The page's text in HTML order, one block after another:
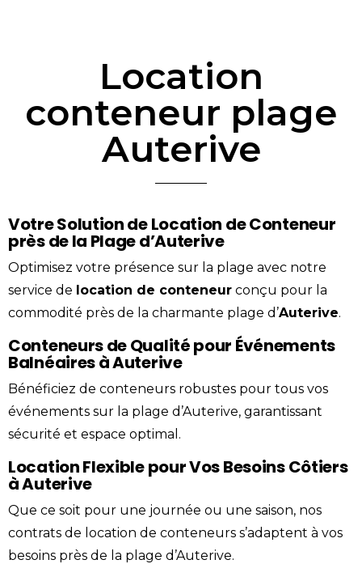
Location
conteneur plage
Auterive
Votre Solution de Location de Conteneur
près de la Plage d’Auterive
Optimisez votre présence sur la plage avec notre
service de location de conteneur conçu pour la
commodité près de la charmante plage d’Auterive.
Conteneurs de Qualité pour Événements
Balnéaires à Auterive
Bénéficiez de conteneurs robustes pour tous vos
événements sur la plage d’Auterive, garantissant
sécurité et espace optimal.
Location Flexible pour Vos Besoins Côtiers
à Auterive
Que ce soit pour une journée ou une saison, nos
contrats de location de conteneurs s’adaptent à vos
besoins près de la plage d’Auterive.